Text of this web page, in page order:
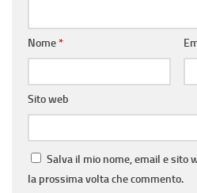
Nome*
Sito web
Salva il mio nome, email e sito
la prossima volta che commento.